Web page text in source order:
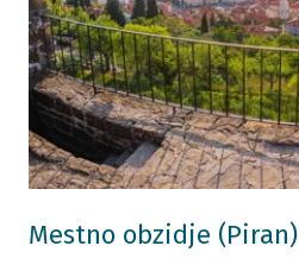
Mestno obzidje (Piran)